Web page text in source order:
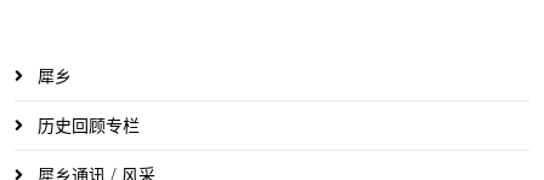
犀乡
历史回顾专栏
犀乡通讯 / 风采